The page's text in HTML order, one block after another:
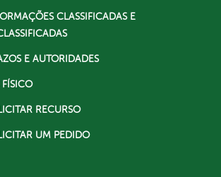
CLASSIFICADAS E
E AUTORIDADES
FÍSICO
RECURSO
UM PEDIDO